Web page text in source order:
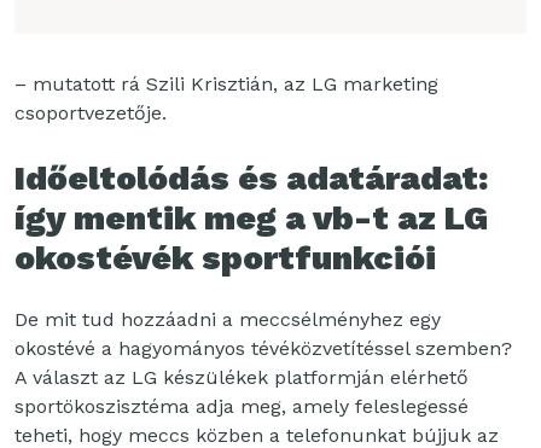
– mutatott rá Szili Krisztián, az LG marketing
csoportvezetője.
Időeltolódás és adatáradat:
így mentik meg a vb-t az LG
okostévék sportfunkciói
De mit tud hozzáadni a meccsélményhez egy
okostévé a hagyományos tévéközvetítéssel szemben?
A választ az LG készülékek platformján elérhető
sportökoszisztéma adja meg, amely feleslegessé
teheti, hogy meccs közben a telefonunkat bújjuk az